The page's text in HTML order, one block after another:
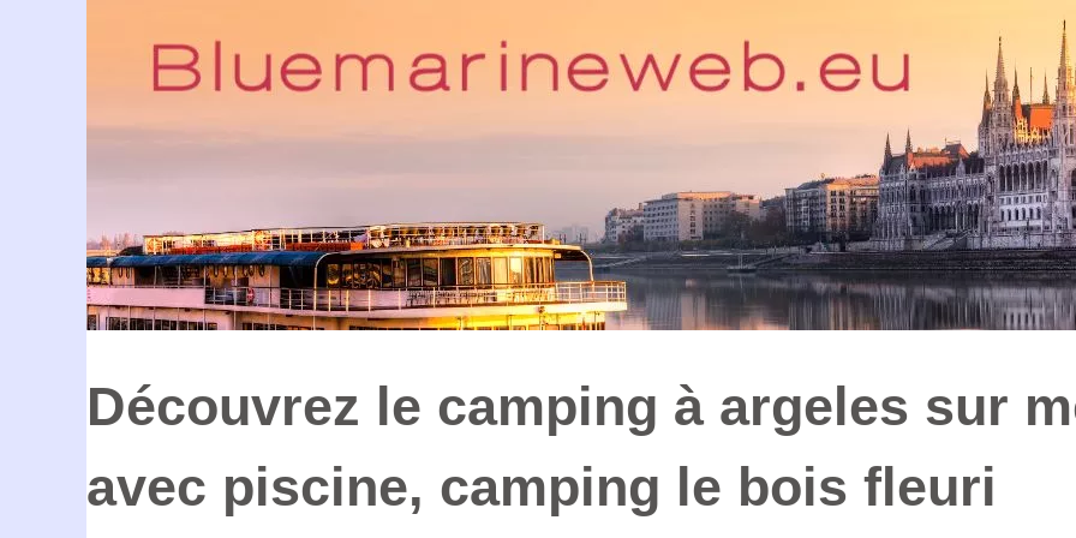
Découvrez le camping à argeles sur
avec piscine, camping le bois fleuri